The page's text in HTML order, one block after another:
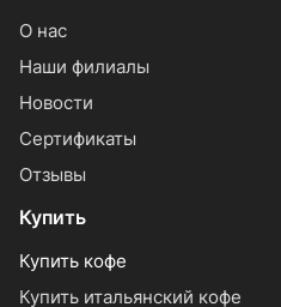
О нас
Наши филиалы
Новости
Сертификаты
Отзывы
Купить
Купить кофе
Купить итальянский кофе